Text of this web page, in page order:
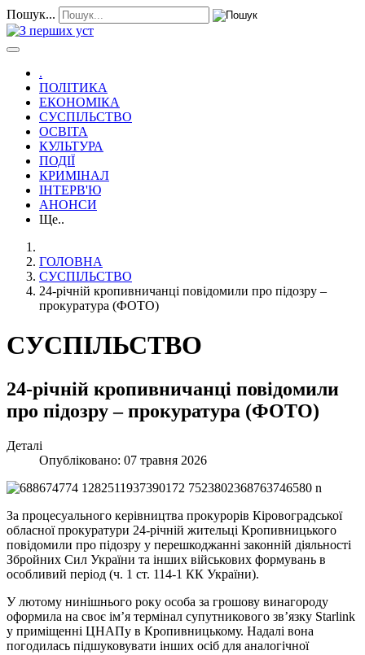
Пошук...
.
ПОЛІТИКА
ЕКОНОМІКА
СУСПІЛЬСТВО
ОСВІТА
КУЛЬТУРА
ПОДІЇ
КРИМІНАЛ
ІНТЕРВ'Ю
АНОНСИ
Ще..
ГОЛОВНА
СУСПІЛЬСТВО
24-річній кропивничанці повідомили про підозру –
прокуратура (ФОТО)
СУСПІЛЬСТВО
24-річній кропивничанці повідомили
про підозру – прокуратура (ФОТО)
Деталі
Опубліковано: 07 травня 2026
За процесуального керівництва прокурорів Кіровоградської
обласної прокуратури 24-річній жительці Кропивницького
повідомили про підозру у перешкоджанні законній діяльності
Збройних Сил України та інших військових формувань в
особливий період (ч. 1 ст. 114-1 КК України).
У лютому нинішнього року особа за грошову винагороду
оформила на своє ім’я термінал супутникового зв’язку Starlink
у приміщенні ЦНАПу в Кропивницькому. Надалі вона
погодилась підшуковувати інших осіб для аналогічної